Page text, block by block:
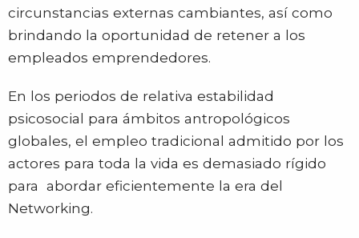
circunstancias externas cambiantes, así como
brindando la oportunidad de retener a los
empleados emprendedores.
En los periodos de relativa estabilidad
psicosocial para ámbitos antropológicos
globales, el empleo tradicional admitido por los
actores para toda la vida es demasiado rígido
para abordar eficientemente la era del
Networking.